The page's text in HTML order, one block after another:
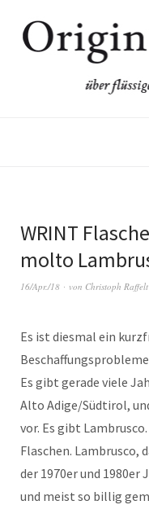
WRINT
molto
16/Apr./18 von Christoph Raffelt
Es ist diesmal ein
Es gibt gerade viele
Alto Adige/Südtirol,
vor. Es gibt
Flaschen. Lambrusco,
der 1970er und 1980er
und meist so billig